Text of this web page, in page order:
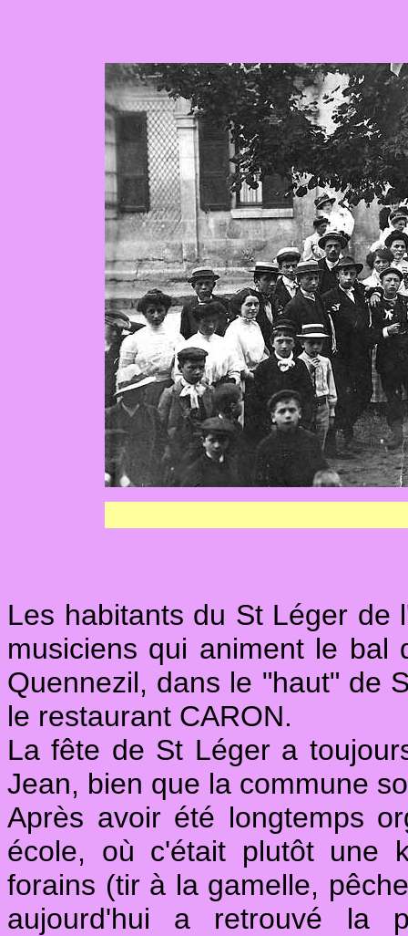
Les habitants du St Léger de
musiciens qui animent le
Quennezil, dans le "haut" de
le restaurant CARON.
La fête de St Léger a
Jean, bien que la commune
Après avoir été longtemps
école, où c'était plutôt une
forains (tir à la gamelle,
aujourd'hui a retrouvé la